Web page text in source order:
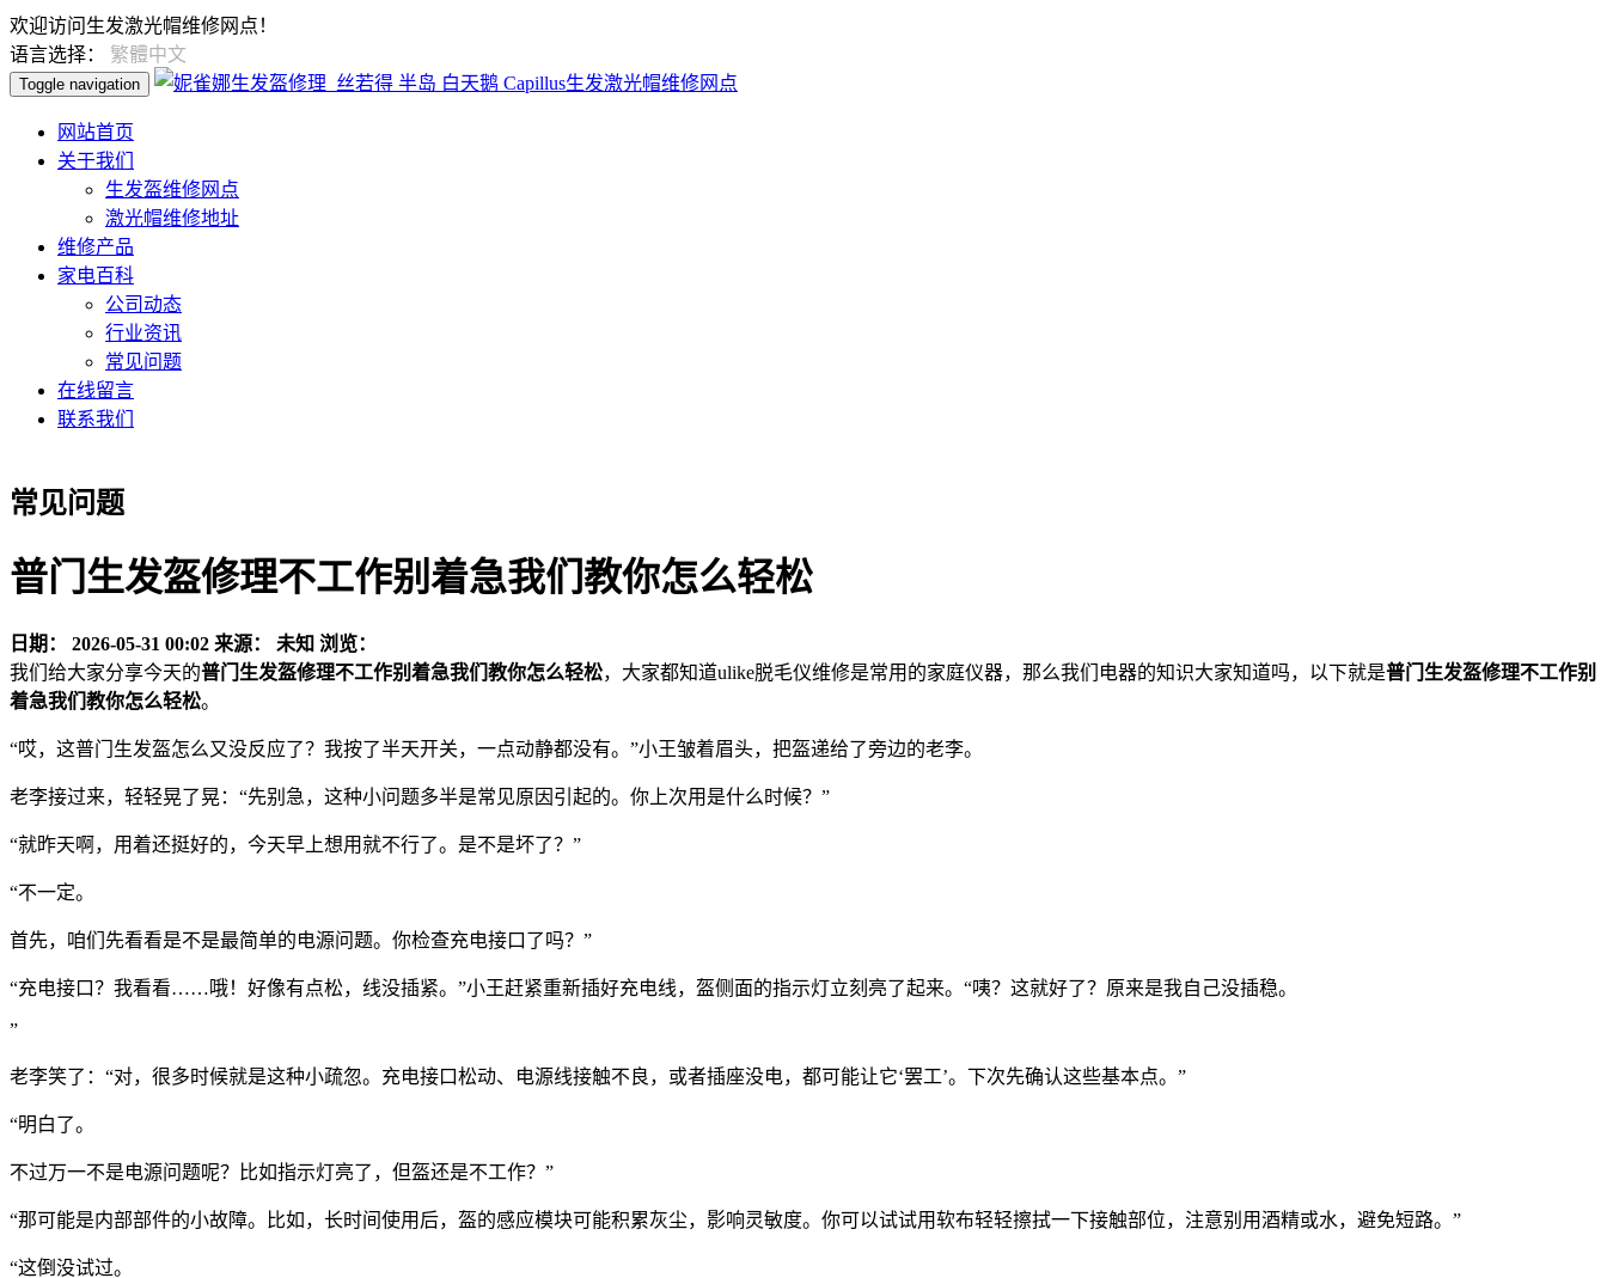
欢迎访问生发激光帽维修网点！
语言选择： 繁體中文
Toggle navigation
网站首页
关于我们
生发盔维修网点
激光帽维修地址
维修产品
家电百科
公司动态
行业资讯
常见问题
在线留言
联系我们
常见问题
普门生发盔修理不工作别着急我们教你怎么轻松
日期： 2026-05-31 00:02 来源： 未知 浏览：
我们给大家分享今天的普门生发盔修理不工作别着急我们教你怎么轻松，大家都知道ulike脱毛仪维修是常用的家庭仪器，那么我们电器的知识大家知道吗，以下就是普门生发盔修理不工作别
着急我们教你怎么轻松。
“哎，这普门生发盔怎么又没反应了？我按了半天开关，一点动静都没有。”小王皱着眉头，把盔递给了旁边的老李。
老李接过来，轻轻晃了晃：“先别急，这种小问题多半是常见原因引起的。你上次用是什么时候？”
“就昨天啊，用着还挺好的，今天早上想用就不行了。是不是坏了？”
“不一定。
首先，咱们先看看是不是最简单的电源问题。你检查充电接口了吗？”
“充电接口？我看看……哦！好像有点松，线没插紧。”小王赶紧重新插好充电线，盔侧面的指示灯立刻亮了起来。“咦？这就好了？原来是我自己没插稳。
”
老李笑了：“对，很多时候就是这种小疏忽。充电接口松动、电源线接触不良，或者插座没电，都可能让它‘罢工’。下次先确认这些基本点。”
“明白了。
不过万一不是电源问题呢？比如指示灯亮了，但盔还是不工作？”
“那可能是内部部件的小故障。比如，长时间使用后，盔的感应模块可能积累灰尘，影响灵敏度。你可以试试用软布轻轻擦拭一下接触部位，注意别用酒精或水，避免短路。”
“这倒没试过。